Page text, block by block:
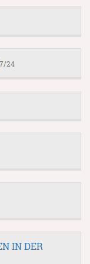
7/24
IN DER